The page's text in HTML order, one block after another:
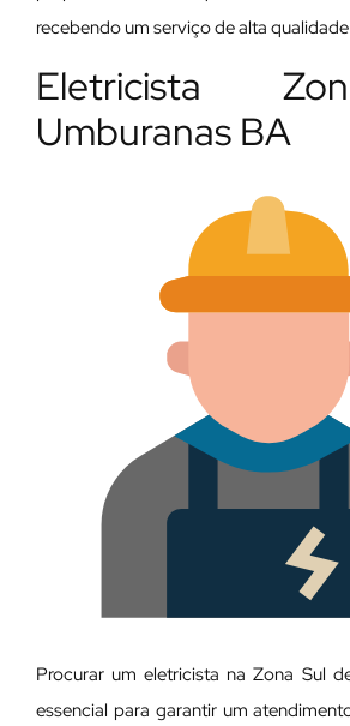
recebendo um serviço de alta
Eletricista
Umburanas BA
Procurar um eletricista na Zona Sul
essencial para garantir um